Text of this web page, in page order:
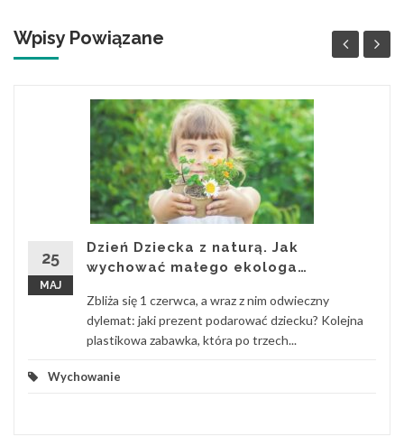
Wpisy Powiązane
25
MAJ
Dzień Dziecka z naturą. Jak
wychować małego ekologa…
Zbliża się 1 czerwca, a wraz z nim odwieczny
dylemat: jaki prezent podarować dziecku? Kolejna
plastikowa zabawka, która po trzech...
Wychowanie